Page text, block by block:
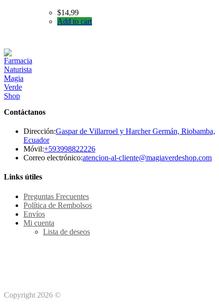
$14,99
Add to cart
Contáctanos
Dirección:Gaspar de Villarroel y Harcher Germán, Riobamba,
Ecuador
Móvil:+593998822226Se
abre
Correo electrónico:atencion-al-cliente@magiaverdeshop.comSe
Links útiles
Preguntas Frecuentes
Política de Rembolsos
Envíos
Mi cuenta
Lista de deseos
Copyright 2026 ©